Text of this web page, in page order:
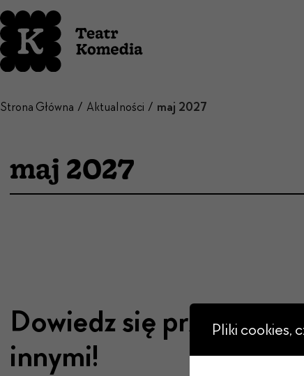
Strona Główna Aktualności maj 2027
maj 2027
Dowiedz się przed
innymi!
Pliki cookies,